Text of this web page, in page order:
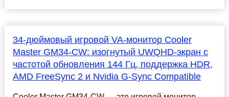
34-дюймовый игровой VA-монитор Cooler
Master GM34-CW: изогнутый UWQHD-экран с
частотой обновления 144 Гц, поддержка HDR,
AMD FreeSync 2 и Nvidia G-Sync Compatible